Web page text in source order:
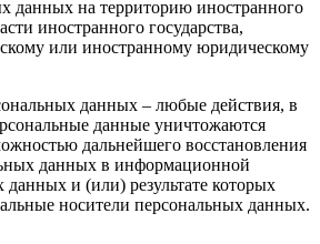
данных на территорию иностранного
иностранного государства,
или иностранному юридическому
данных – любые действия, в
данные уничтожаются
дальнейшего восстановления
данных в информационной
данных и (или) результате которых
носители персональных данных.